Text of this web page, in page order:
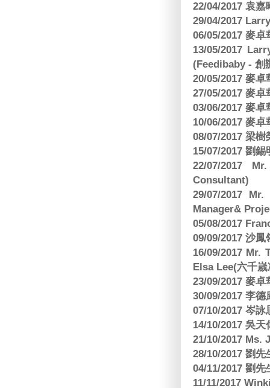
22/04/2017 袁
29/04/2017
06/05/2017 麥
13/05/2017
(Feedibaby - 創
20/05/2017 麥
27/05/2017 麥
03/06/2017 麥
10/06/2017 麥
08/07/2017 梁
15/07/2017 劉
22/07/2017
Consultant)
29/07/2017
Manager&
05/08/2017
09/09/2017 沙
16/09/2017 Mr.
Elsa Lee(六千
23/09/2017 麥
30/09/2017 李
07/10/2017 岑
14/10/2017 吳
21/10/2017 Ms.
28/10/2017 劉
04/11/2017 劉
11/11/2017